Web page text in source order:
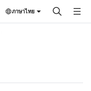
ภาษาไทย